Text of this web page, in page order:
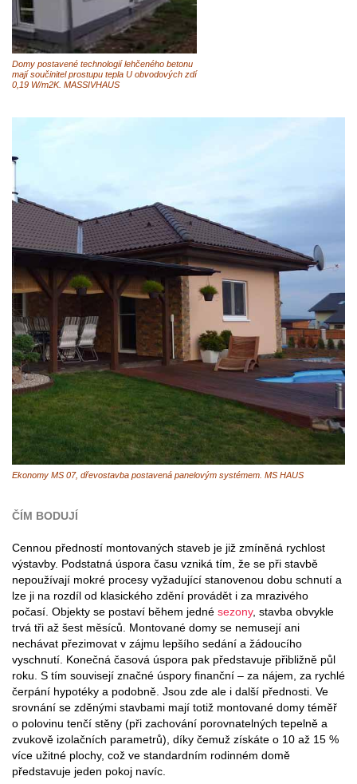
Domy postavené technologií lehčeného betonu
mají součinitel prostupu tepla U obvodových zdí
0,19 W/m2K. MASSIVHAUS
Ekonomy MS 07, dřevostavba postavená panelovým systémem. MS HAUS
ČÍM BODUJÍ
Cennou předností montovaných staveb je již zmíněná rychlost
výstavby. Podstatná úspora času vzniká tím, že se při stavbě
nepoužívají mokré procesy vyžadující stanovenou dobu schnutí a
lze ji na rozdíl od klasického zdění provádět i za mrazivého
počasí. Objekty se postaví během jedné sezony, stavba obvykle
trvá tři až šest měsíců. Montované domy se nemusejí ani
nechávat přezimovat v zájmu lepšího sedání a žádoucího
vyschnutí. Konečná časová úspora pak představuje přibližně půl
roku. S tím souvisejí značné úspory finanční – za nájem, za rychlé
čerpání hypotéky a podobně. Jsou zde ale i další přednosti. Ve
srovnání se zděnými stavbami mají totiž montované domy téměř
o polovinu tenčí stěny (při zachování porovnatelných tepelně a
zvukově izolačních parametrů), díky čemuž získáte o 10 až 15 %
více užitné plochy, což ve standardním rodinném domě
představuje jeden pokoj navíc.